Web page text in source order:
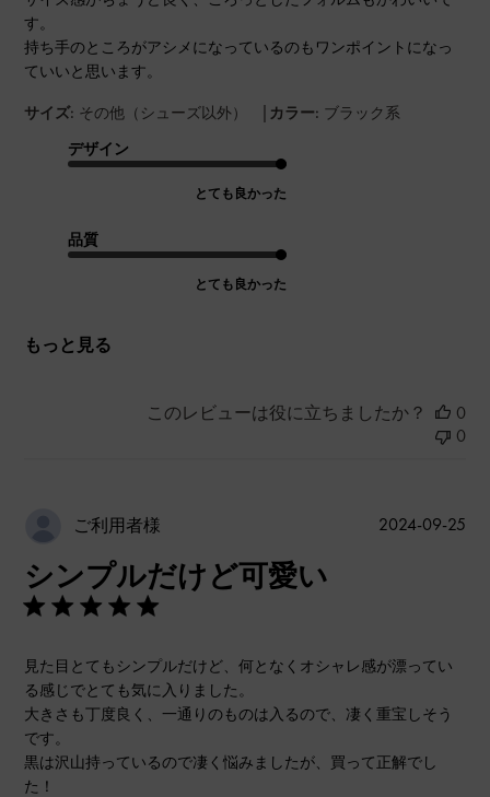
す。
持ち手のところがアシメになっているのもワンポイントになっ
ていいと思います。
サイズ: その他（シューズ以外） | カラー: ブラック系
デザイン
とても良かった
品質
とても良かった
もっと見る
このレビューは役に立ちましたか？
0
0
ご利用者様
シンプルだけど可愛い
見た目とてもシンプルだけど、何となくオシャレ感が漂ってい
る感じでとても気に入りました。
大きさも丁度良く、一通りのものは入るので、凄く重宝しそう
です。
黒は沢山持っているので凄く悩みましたが、買って正解でし
た！
公
2024-09-25